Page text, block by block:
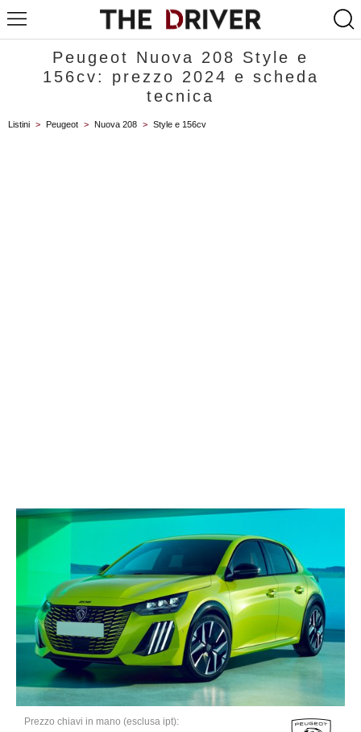
Peugeot Nuova 208 Style e
156cv: prezzo 2024 e scheda
tecnica
Listini > Peugeot > Nuova 208 > Style e 156cv
Prezzo chiavi in mano (esclusa ipt):